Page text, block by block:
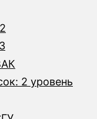
2 уровень